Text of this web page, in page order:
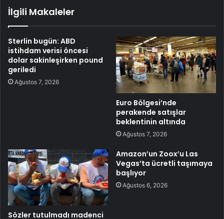
İlgili Makaleler
Sterlin bugün: ABD
istihdam verisi öncesi
dolar sakinleşirken pound
geriledi
Ağustos 7, 2026
Euro Bölgesi’nde
perakende satışlar
beklentinin altında
Ağustos 7, 2026
Sözler tutulmadı madenci
Amazon’un Zoox’u Las
Vegas’ta ücretli taşımaya
başlıyor
Ağustos 6, 2026